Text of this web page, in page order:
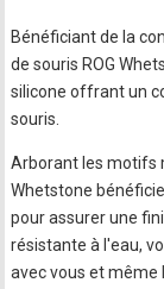
Bénéficiant de la
de souris ROG
silicone offrant un
souris.
Arborant les motifs
Whetstone
pour assurer une
résistante à l'eau,
avec vous et même